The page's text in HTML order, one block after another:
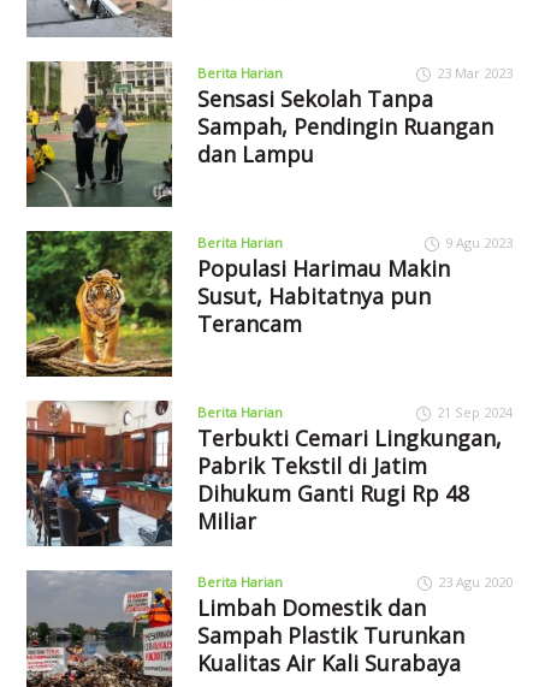
Berita Harian 23 Mar 2023
Sensasi Sekolah Tanpa
Sampah, Pendingin Ruangan
dan Lampu
Berita Harian 9 Agu 2023
Populasi Harimau Makin
Susut, Habitatnya pun
Terancam
Berita Harian 21 Sep 2024
Terbukti Cemari Lingkungan,
Pabrik Tekstil di Jatim
Dihukum Ganti Rugi Rp 48
Miliar
Berita Harian 23 Agu 2020
Limbah Domestik dan
Sampah Plastik Turunkan
Kualitas Air Kali Surabaya